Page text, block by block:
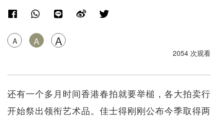
A A A
2054 次观看
还有一个多月时间香港春拍就要举槌，各大拍卖行
开始祭出领衔艺术品。佳士得刚刚公布今季取得两